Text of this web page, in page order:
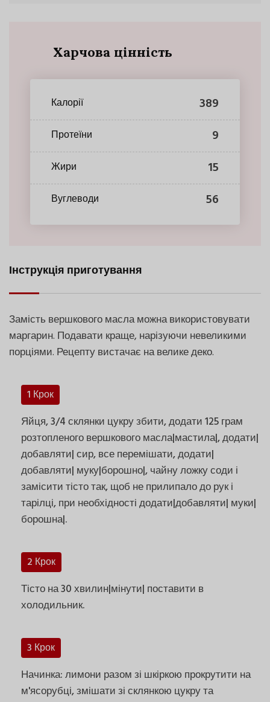
Харчова цінність
Калорії 389
Протеїни 9
Жири 15
Вуглеводи 56
Інструкція приготування
Замість вершкового масла можна використовувати
маргарин. Подавати краще, нарізуючи невеликими
порціями. Рецепту вистачає на велике деко.
1 Крок
Яйця, 3/4 склянки цукру збити, додати 125 грам
розтопленого вершкового масла|мастила|, додати|
добавляти| сир, все перемішати, додати|
добавляти| муку|борошно|, чайну ложку соди і
замісити тісто так, щоб не прилипало до рук і
тарілці, при необхідності додати|добавляти| муки|
борошна|.
2 Крок
Тісто на 30 хвилин|мінути| поставити в
холодильник.
3 Крок
Начинка: лимони разом зі шкіркою прокрутити на
м'ясорубці, змішати зі склянкою цукру та